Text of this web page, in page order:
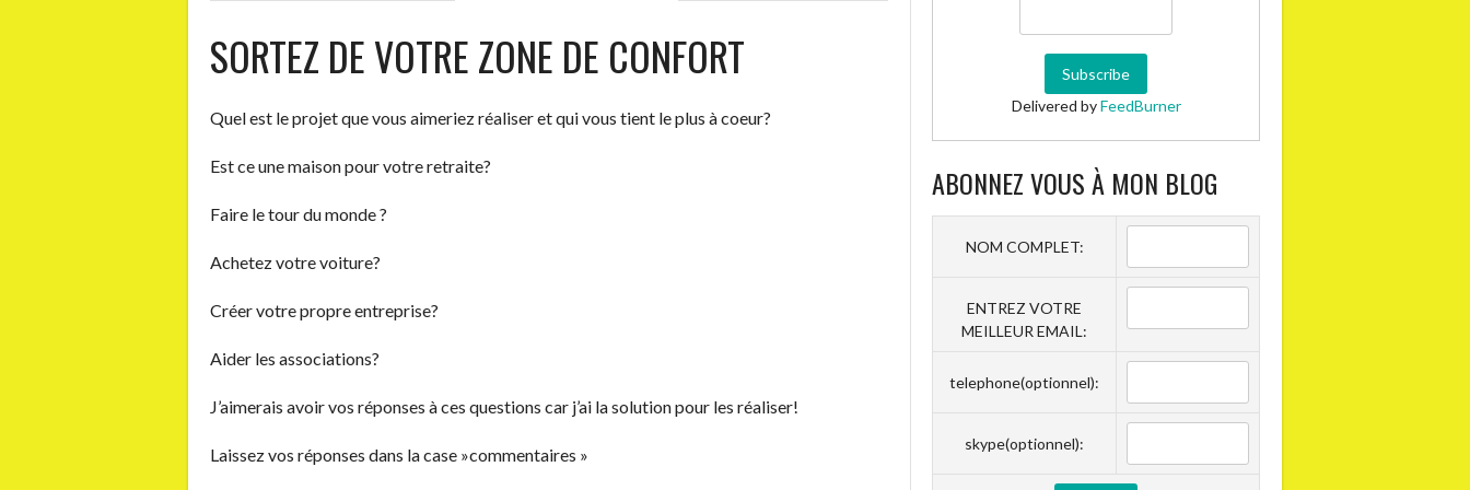
SORTEZ DE VOTRE ZONE DE CONFORT
Quel est le projet que vous aimeriez réaliser et qui vous tient le plus à coeur?
Est ce une maison pour votre retraite?
Faire le tour du monde ?
Achetez votre voiture?
Créer votre propre entreprise?
Aider les associations?
J’aimerais avoir vos réponses à ces questions car j’ai la solution pour les réaliser!
Laissez vos réponses dans la case »commentaires »
Delivered byFeedBurner
ABONNEZ VOUS À MON BLOG
NOM COMPLET:
ENTREZ VOTRE
MEILLEUR EMAIL:
telephone(optionnel):
skype(optionnel):